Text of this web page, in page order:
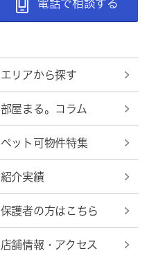
電話で相談する
エリアから探す
部屋まる。コラム
ペット可物件特集
紹介実績
保護者の方はこちら
店舗情報・アクセス